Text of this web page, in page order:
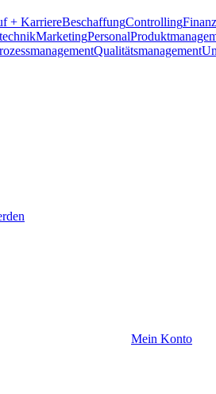
+ KarriereBeschaffungControlling
MarketingPersonal
Qualitätsmanagement
Mein Konto